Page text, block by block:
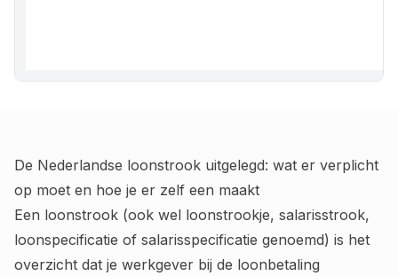
De Nederlandse loonstrook uitgelegd: wat er verplicht
op moet en hoe je er zelf een maakt
Een loonstrook (ook wel loonstrookje, salarisstrook,
loonspecificatie of salarisspecificatie genoemd) is het
overzicht dat je werkgever bij de loonbetaling